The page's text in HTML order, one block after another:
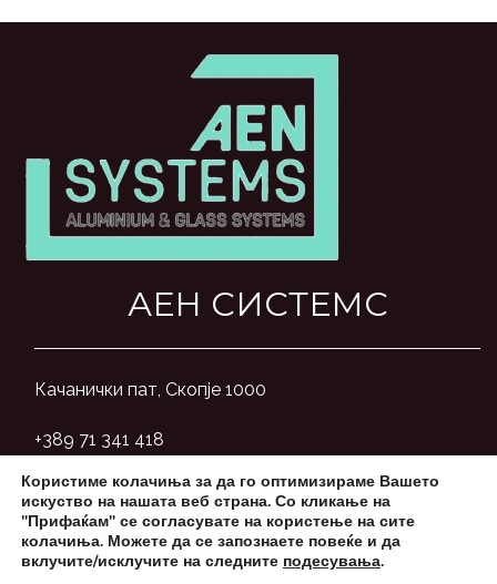
АЕН СИСТЕМС
Качанички пат, Скопје 1000
+389 71 341 418
aensystemsmk@gmail.com
Користиме колачиња за да го оптимизираме Вашето
искуство на нашата веб страна. Со кликање на
"Прифаќам" се согласувате на користење на сите
колачиња. Можете да се запознаете повеќе и да
вклучите/исклучите на следните подесувања.